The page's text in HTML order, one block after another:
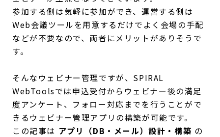
参加する側は気軽に参加ができ、運営する側は
Web会議ツールを用意するだけでよく会場の手配
などが不要なので、両者にメリットがありそうで
す。
そんなウェビナー管理ですが、SPIRAL
WebToolsでは申込受付からウェビナー後の満足
度アンケート、フォロー対応までを行うことがで
きるウェビナー管理アプリの構築が可能です。
この記事は アプリ（DB・メール）設計・構築 の